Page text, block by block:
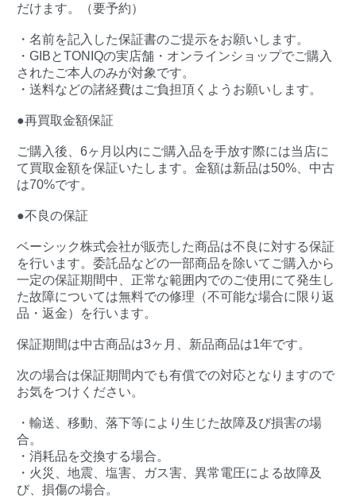
だけます。（要予約）
・名前を記入した保証書のご提示をお願いします。
・GIBとTONIQの実店舗・オンラインショップでご購入
されたご本人のみが対象です。
・送料などの諸経費はご負担頂くようお願いします。
●再買取金額保証
ご購入後、6ヶ月以内にご購入品を手放す際には当店に
て買取金額を保証いたします。金額は新品は50%、中古
は70%です。
●不良の保証
ベーシック株式会社が販売した商品は不良に対する保証
を行います。委託品などの一部商品を除いてご購入から
一定の保証期間中、正常な範囲内でのご使用にて発生し
た故障については無料での修理（不可能な場合に限り返
品・返金）を行います。
保証期間は中古商品は3ヶ月、新品商品は1年です。
次の場合は保証期間内でも有償での対応となりますので
お気をつけください。
・輸送、移動、落下等により生じた故障及び損害の場
合。
・消耗品を交換する場合。
・火災、地震、塩害、ガス害、異常電圧による故障及
び、損傷の場合。